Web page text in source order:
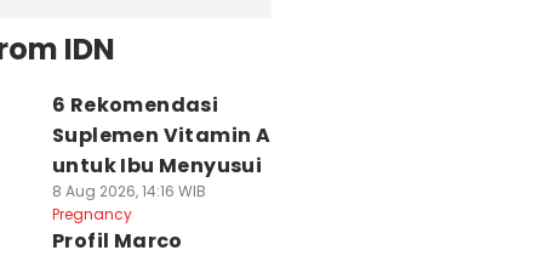
IDN
6 Rekomendasi
Suplemen Vitamin A
untuk Ibu Menyusui
8 Aug 2026, 14:16 WIB
Pregnancy
Profil Marco